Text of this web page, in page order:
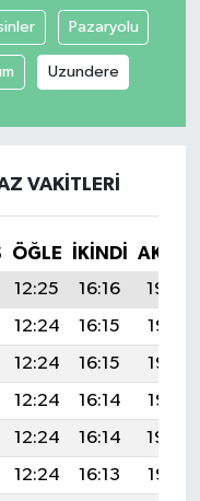
Pazaryolu
Uzundere
VAKITLERI
ÖĞLE İKINDI
12:25 16:16
19:29
12:24 16:15
19:28
12:24 16:15
19:26
12:24 16:14
19:25
12:24 16:14
19:24
12:24 16:13
19:22